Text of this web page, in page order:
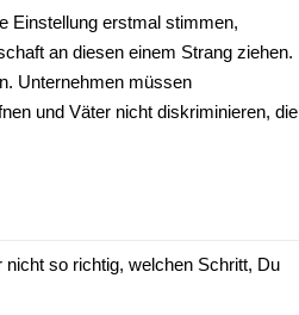
Einstellung erstmal stimmen,
an diesen einem Strang ziehen.
Unternehmen müssen
und Väter nicht diskriminieren, die
so richtig, welchen Schritt, Du